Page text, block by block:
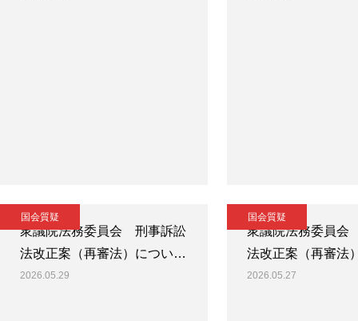
国会質疑
衆議院法務委員会 刑事訴訟
法改正案（再審法）につい…
2026.05.29
国会質疑
衆議院法務委員
法改正案（再審法
2026.05.27